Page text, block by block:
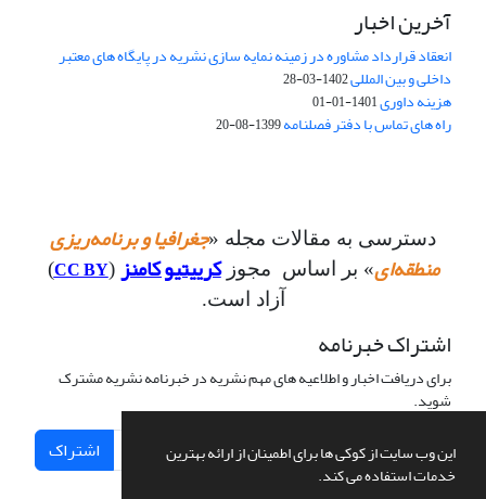
این وب سایت از کوکی ها برای اطمینان از ارائه بهترین
خدمات استفاده می کند.
آخرین اخبار
انعقاد قرارداد مشاوره در زمینه نمایه سازی نشریه در پایگاه های معتبر
داخلی و بین المللی1402-03-28
هزینه داوری1401-01-01
راه های تماس با دفتر فصلنامه1399-08-20
دسترسی به مقالات مجله «جغرافیا و برنامه‌ریزی
منطقه‌ای» بر اساس مجوزکرییتیو کامنز (
CC BY
)
آزاد است.
اشتراک خبرنامه
برای دریافت اخبار و اطلاعیه های مهم نشریه در خبرنامه نشریه مشترک
شوید.
اشتراک